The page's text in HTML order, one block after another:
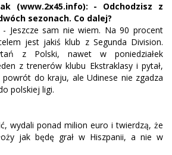
(www.2x45.info): - Odchodzisz z
sezonach. Co dalej?
- Jeszcze sam nie wiem. Na 90 procent
jest jakiś klub z Segunda Division.
z Polski, nawet w poniedziałek
z trenerów klubu Ekstraklasy i pytał,
powrót do kraju, ale Udinese nie zgadza
polskiej ligi.
wydali ponad milion euro i twierdzą, że
jak będę grał w Hiszpanii, a nie w